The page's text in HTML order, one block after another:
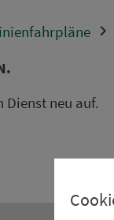
Dienst neu auf.